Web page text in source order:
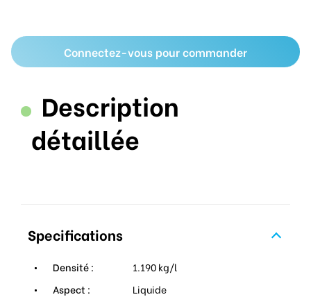
Connectez-vous pour commander
Description
détaillée
Specifications
Densité :
1.190 kg/l
Aspect :
Liquide